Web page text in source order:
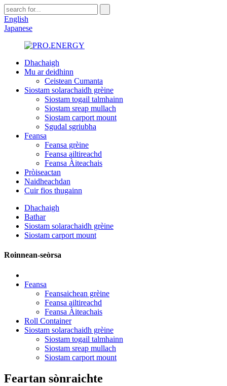
English
Japanese
Dhachaigh
Mu ar deidhinn
Ceistean Cumanta
Siostam solarachaidh grèine
Siostam togail talmhainn
Siostam sreap mullach
Siostam carport mount
Sgudal sgriubha
Feansa
Feansa grèine
Feansa ailtireachd
Feansa Àiteachais
Pròiseactan
Naidheachdan
Cuir fios thugainn
Dhachaigh
Bathar
Siostam solarachaidh grèine
Siostam carport mount
Roinnean-seòrsa
Feansa
Feansaichean grèine
Feansa ailtireachd
Feansa Àiteachais
Roll Container
Siostam solarachaidh grèine
Siostam togail talmhainn
Siostam sreap mullach
Siostam carport mount
Feartan sònraichte